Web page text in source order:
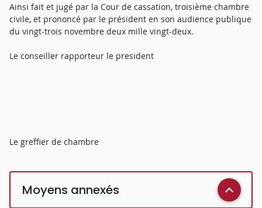
Ainsi fait et jugé par la Cour de cassation, troisième chambre
civile, et prononcé par le président en son audience publique
du vingt-trois novembre deux mille vingt-deux.
Le conseiller rapporteur le president
Le greffier de chambre
Moyens annexés